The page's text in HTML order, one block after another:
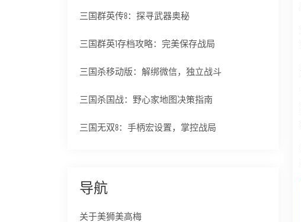
三国群英传8：探寻武器奥秘
三国群英1存档攻略：完美保存战局
三国杀移动版：解绑微信，独立战斗
三国杀国战：野心家地图决策指南
三国无双8：手柄宏设置，掌控战局
导航
关于美狮美高梅